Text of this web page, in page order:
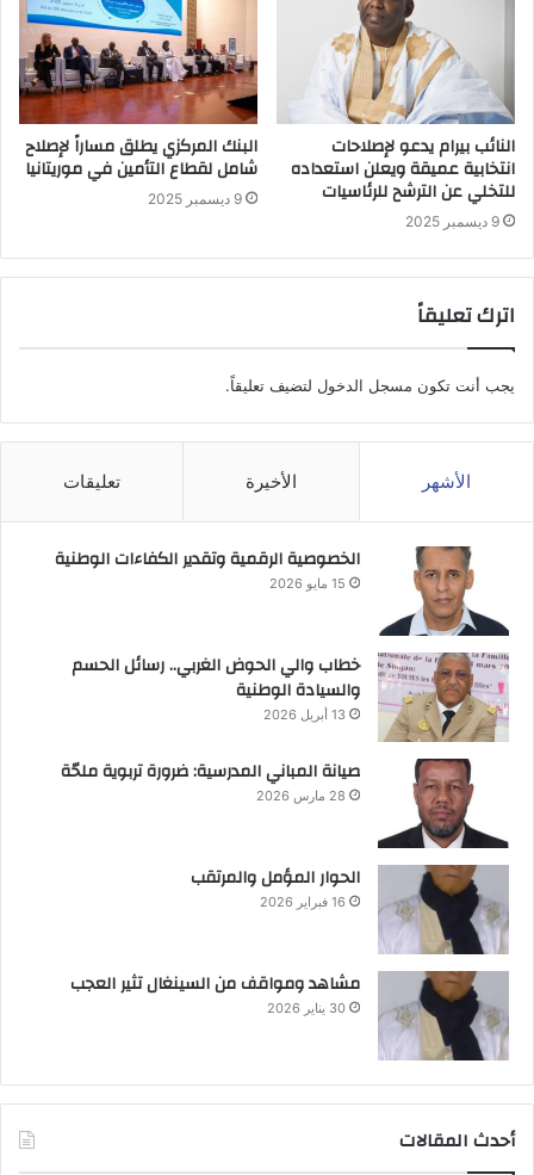
النائب بيرام يدعو لإصلاحات
انتخابية عميقة ويعلن استعداده
للتخلي عن الترشح للرئاسيات
9 ديسمبر 2025
البنك المركزي يطلق مساراً لإصلاح
شامل لقطاع التأمين في موريتانيا
9 ديسمبر 2025
اترك تعليقاً
يجب أنت تكون مسجل الدخول لتضيف تعليقاً.
الأشهر الأخيرة تعليقات
الخصوصية الرقمية وتقدير الكفاءات الوطنية
15 مايو 2026
خطاب والي الحوض الغربي.. رسائل الحسم
والسيادة الوطنية
13 أبريل 2026
صيانة المباني المدرسية: ضرورة تربوية ملحّة
28 مارس 2026
الحوار المؤمل والمرتقب
16 فبراير 2026
مشاهد ومواقف من السينغال تثير العجب
30 يناير 2026
أحدث المقالات